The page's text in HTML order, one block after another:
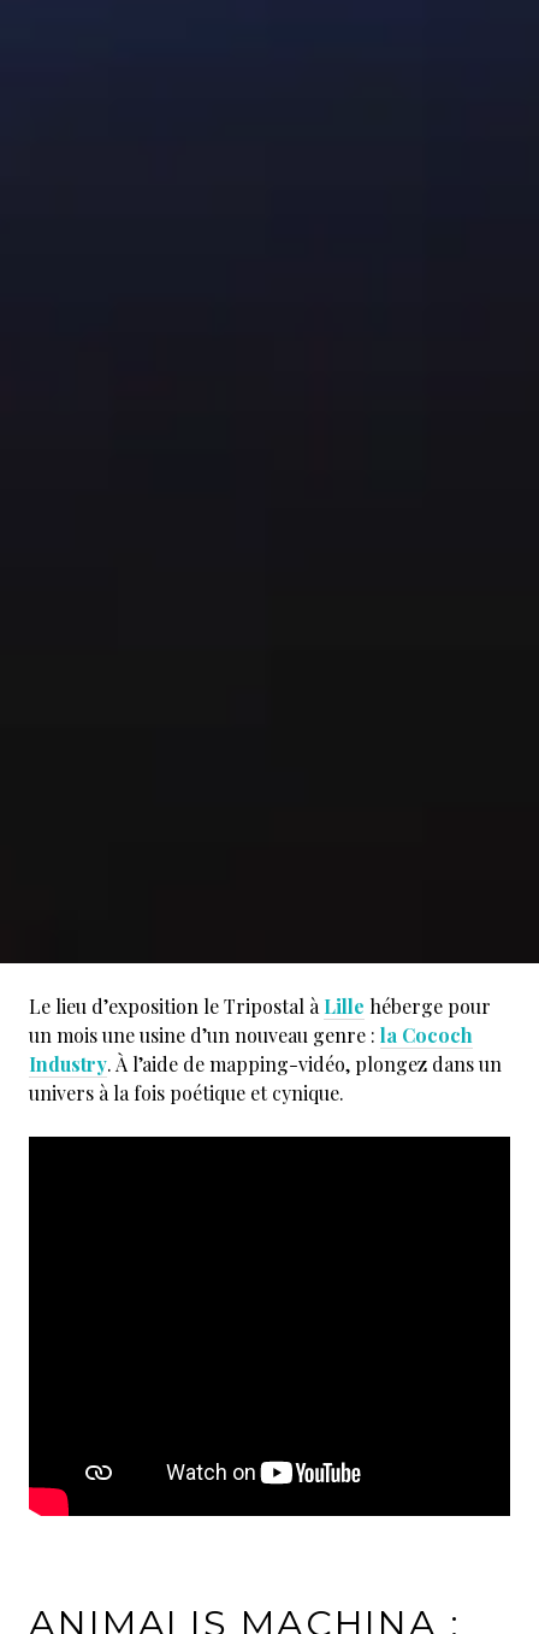
Le lieu d’exposition le Tripostal à Lille héberge pour
un mois une usine d’un nouveau genre : la Cococh
Industry. À l’aide de mapping-vidéo, plongez dans un
univers à la fois poétique et cynique.
ANIMALIS MACHINA :